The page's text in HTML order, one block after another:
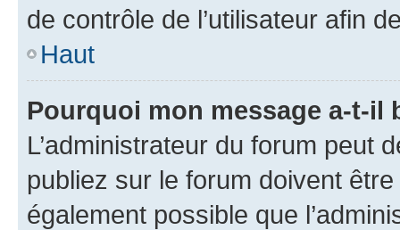
de contrôle de l’utilisateur afin
Haut
Pourquoi mon message a-t-il
L’administrateur du forum peut
publiez sur le forum doivent
également possible que